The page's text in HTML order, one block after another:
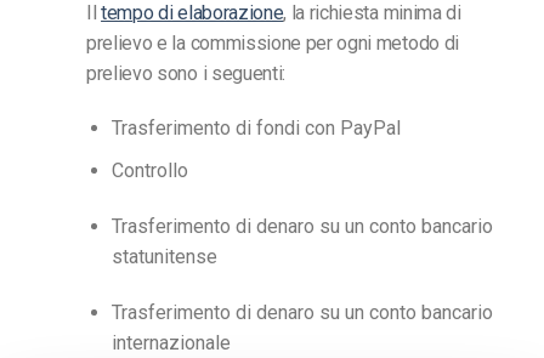
Iltempo di elaborazione, la richiesta minima di
prelievo e la commissione per ogni metodo di
prelievo sono i seguenti:
Trasferimento di fondi con PayPal
Controllo
Trasferimento di denaro su un conto bancario
statunitense
Trasferimento di denaro su un conto bancario
internazionale